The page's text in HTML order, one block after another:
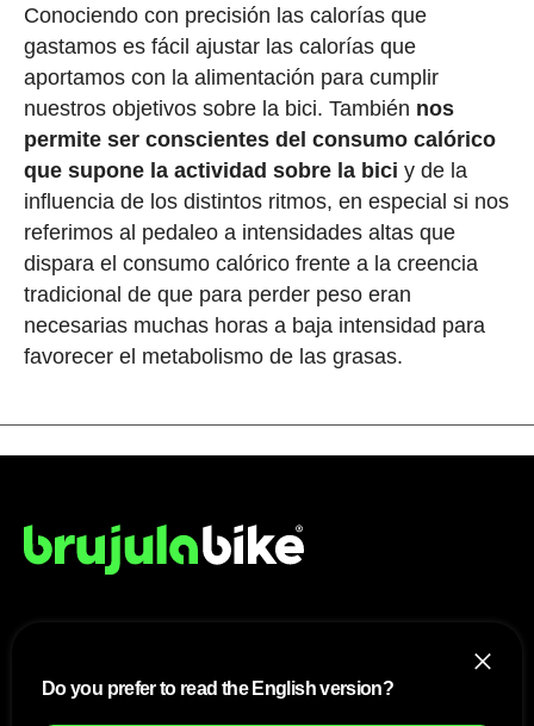
Conociendo con precisión las calorías que
gastamos es fácil ajustar las calorías que
aportamos con la alimentación para cumplir
nuestros objetivos sobre la bici. También nos
permite ser conscientes del consumo calórico
que supone la actividad sobre la bici y de la
influencia de los distintos ritmos, en especial si nos
referimos al pedaleo a intensidades altas que
dispara el consumo calórico frente a la creencia
tradicional de que para perder peso eran
necesarias muchas horas a baja intensidad para
favorecer el metabolismo de las grasas.
Mapa del sitio
Do you prefer to read the English version?